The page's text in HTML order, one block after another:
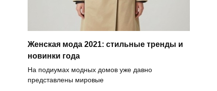
Женская мода 2021: стильные тренды и
новинки года
На подиумах модных домов уже давно
представлены мировые